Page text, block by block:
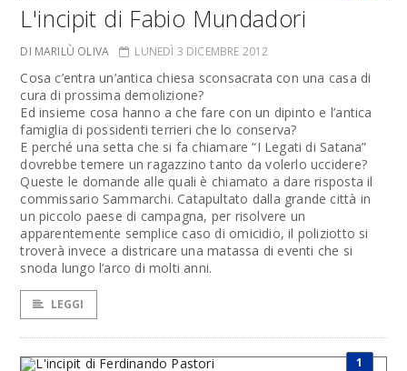
L'incipit di Fabio Mundadori
DI MARILÙ OLIVA LUNEDÌ 3 DICEMBRE 2012
Cosa c’entra un’antica chiesa sconsacrata con una casa di
cura di prossima demolizione?
Ed insieme cosa hanno a che fare con un dipinto e l’antica
famiglia di possidenti terrieri che lo conserva?
E perché una setta che si fa chiamare “I Legati di Satana”
dovrebbe temere un ragazzino tanto da volerlo uccidere?
Queste le domande alle quali è chiamato a dare risposta il
commissario Sammarchi. Catapultato dalla grande città in
un piccolo paese di campagna, per risolvere un
apparentemente semplice caso di omicidio, il poliziotto si
troverà invece a districare una matassa di eventi che si
snoda lungo l’arco di molti anni.
LEGGI
1